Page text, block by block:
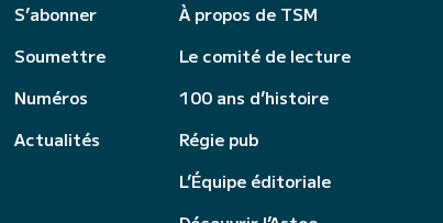
S’abonner
Soumettre
Numéros
Actualités
À propos de TSM
Le comité de lecture
100 ans d’histoire
Régie pub
L’Équipe éditoriale